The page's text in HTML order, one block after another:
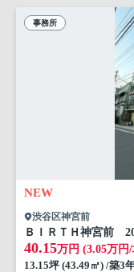
事務所
NEW
渋谷区神宮前
ＢＩＲＴＨ神宮前
40.15万円 (3.05万円
13.15坪 (43.49㎡) /築3